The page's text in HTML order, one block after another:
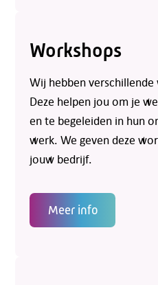
Workshops
Wij hebben
Deze helpen jou om je
en te begeleiden in hun
werk. We geven deze
jouw bedrijf.
Meer info